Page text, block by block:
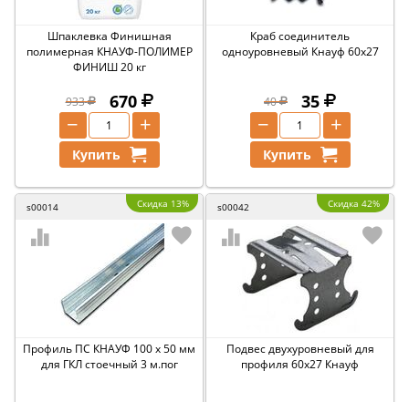
Шпаклевка Финишная
полимерная КНАУФ-ПОЛИМЕР
ФИНИШ 20 кг
933 670
+
−
Купить
Краб соединитель
одноуровневый Кнауф 60х27
40 35
+
−
Купить
s00014 Скидка 13%
Профиль ПС КНАУФ 100 х 50 мм
для ГКЛ стоечный 3 м.пог
s00042 Скидка 42%
Подвес двухуровневый для
профиля 60х27 Кнауф